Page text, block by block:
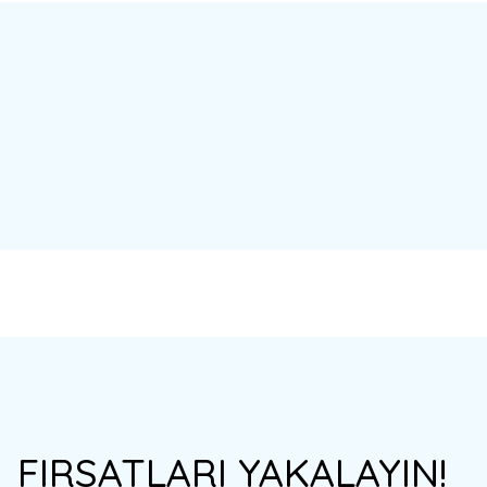
FIRSATLARI YAKALAYIN!